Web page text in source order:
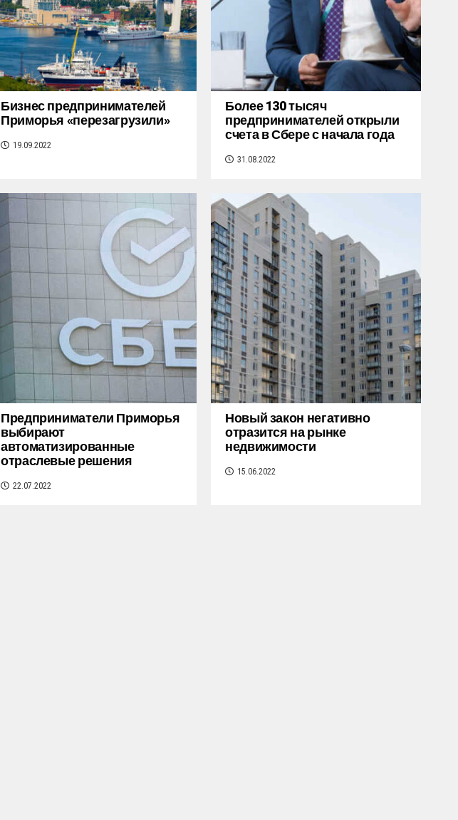
Бизнес предпринимателей
Приморья «перезагрузили»
19.09.2022
Более 130 тысяч
предпринимателей открыли
счета в Сбере с начала года
31.08.2022
Предприниматели Приморья
выбирают
автоматизированные
отраслевые решения
22.07.2022
Новый закон негативно
отразится на рынке
недвижимости
15.06.2022